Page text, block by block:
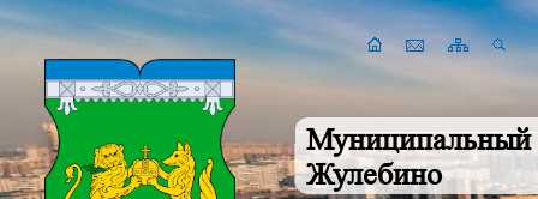
Муниципальный
Жулебино